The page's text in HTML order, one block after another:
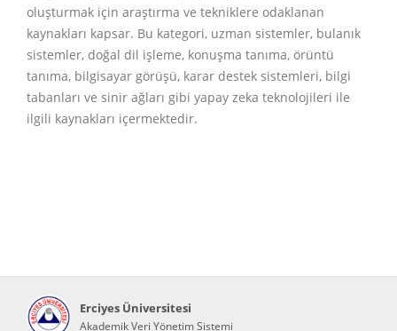
oluşturmak için araştırma ve tekniklere odaklanan
kaynakları kapsar. Bu kategori, uzman sistemler, bulanık
sistemler, doğal dil işleme, konuşma tanıma, örüntü
tanıma, bilgisayar görüşü, karar destek sistemleri, bilgi
tabanları ve sinir ağları gibi yapay zeka teknolojileri ile
ilgili kaynakları içermektedir.
Erciyes Üniversitesi
Akademik Veri Yönetim Sistemi